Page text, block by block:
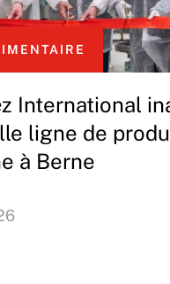
International
ligne de
à Berne